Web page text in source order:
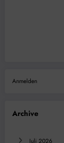
Anmelden
Archive
Juli 2026